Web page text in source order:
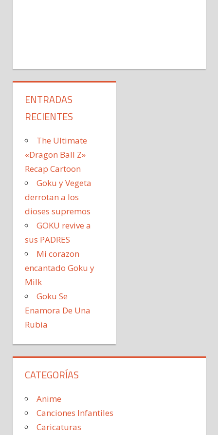
ENTRADAS
RECIENTES
The Ultimate
«Dragon Ball Z»
Recap Cartoon
Goku y Vegeta
derrotan a los
dioses supremos
GOKU revive a
sus PADRES
Mi corazon
encantado Goku y
Milk
Goku Se
Enamora De Una
Rubia
CATEGORÍAS
Anime
Canciones Infantiles
Caricaturas